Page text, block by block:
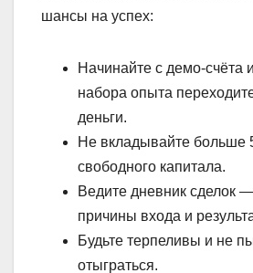
шансы на успех:
Начинайте с демо-счёта
набора опыта
деньги.
Не вкладывайте больше
свободного капитала.
Ведите дневник сделок
причины входа и
Будьте терпеливы и не
отыграться.